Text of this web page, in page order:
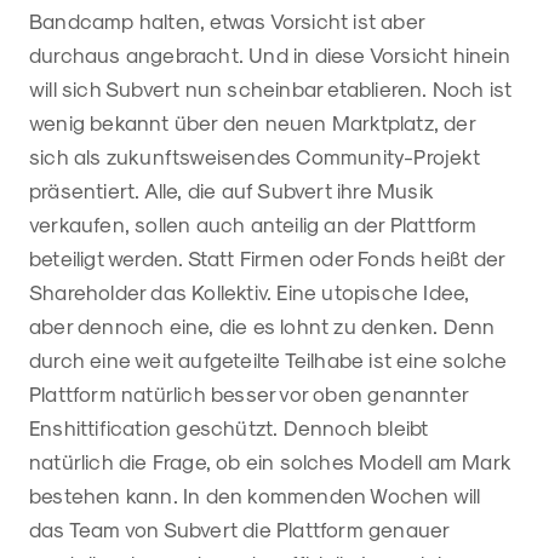
Bandcamp halten, etwas Vorsicht ist aber
durchaus angebracht. Und in diese Vorsicht hinein
will sich Subvert nun scheinbar etablieren. Noch ist
wenig bekannt über den neuen Marktplatz, der
sich als zukunftsweisendes Community-Projekt
präsentiert. Alle, die auf Subvert ihre Musik
verkaufen, sollen auch anteilig an der Plattform
beteiligt werden. Statt Firmen oder Fonds heißt der
Shareholder das Kollektiv. Eine utopische Idee,
aber dennoch eine, die es lohnt zu denken. Denn
durch eine weit aufgeteilte Teilhabe ist eine solche
Plattform natürlich besser vor oben genannter
Enshittification geschützt. Dennoch bleibt
natürlich die Frage, ob ein solches Modell am Mark
bestehen kann. In den kommenden Wochen will
das Team von Subvert die Plattform genauer